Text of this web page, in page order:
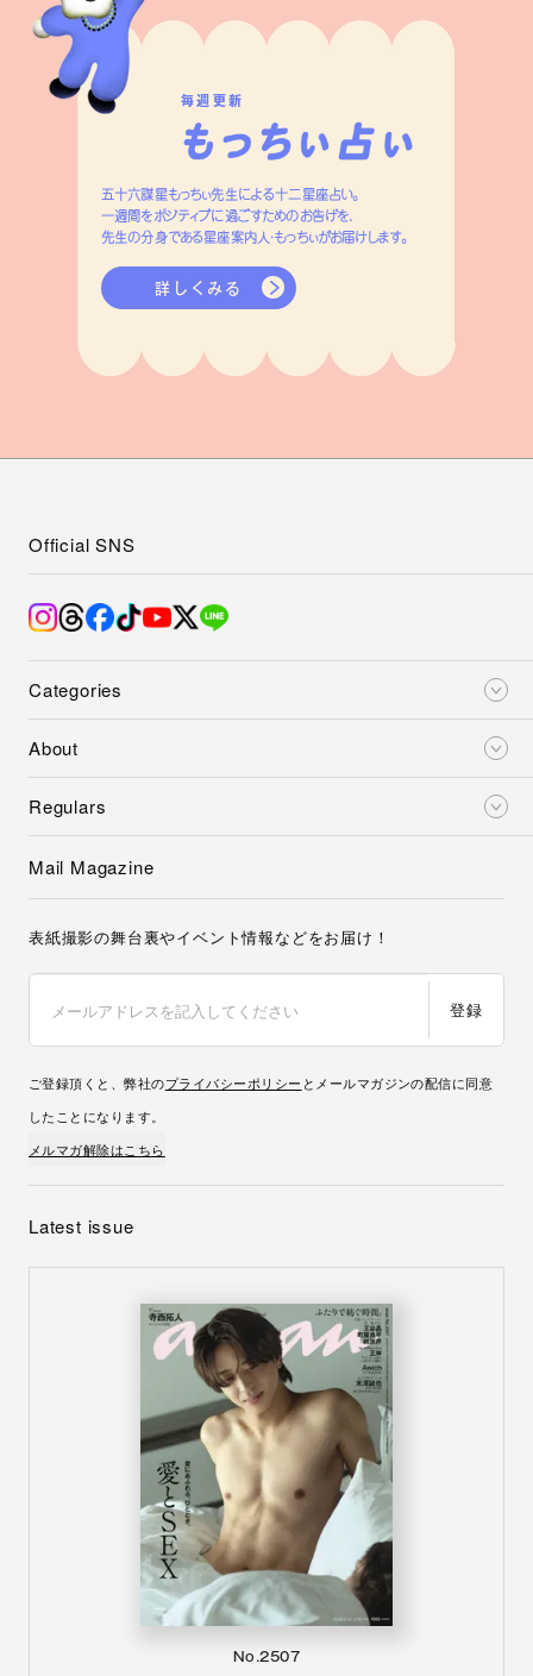
毎週更新
五十六謀星もっちぃ先生による十二星座占い。
一週間をポジティブに過ごすためのお告げを、
先生の分身である星座案内人・もっちぃがお届けします。
詳しくみる
Categories
About
Regulars
Official SNS
Mail Magazine
表紙撮影の舞台裏やイベント情報などをお届け！
登録
ご登録頂くと、弊社のプライバシーポリシー とメールマガジンの配信に同意
したことになります。
メルマガ解除はこちら
Latest issue
No.2507